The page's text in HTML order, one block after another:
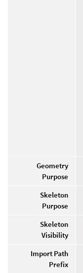
Geometry
Purpose
Skeleton
Purpose
Skeleton
Visibility
Import Path
Prefix